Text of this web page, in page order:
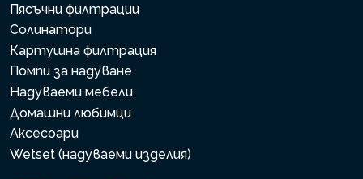
Пясъчни филтрации
Солинатори
Картушна филтрация
Помпи за надуване
Надуваеми мебели
Домашни любимци
Аксесоари
Wetset (надуваеми изделия)